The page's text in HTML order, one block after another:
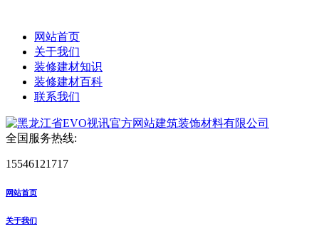
网站首页
关于我们
装修建材知识
装修建材百科
联系我们
全国服务热线:
15546121717
网站首页
关于我们